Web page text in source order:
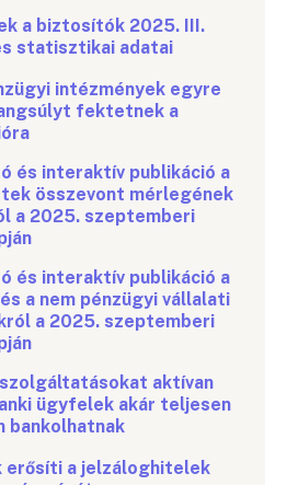
a biztosítók 2025. III.
statisztikai adatai
intézmények egyre
fektetnek a
és interaktív publikáció a
összevont mérlegének
a 2025. szeptemberi
és interaktív publikáció a
a nem pénzügyi vállalati
a 2025. szeptemberi
aktívan
ügyfelek akár teljesen
bankolhatnak
erősíti a jelzáloghitelek